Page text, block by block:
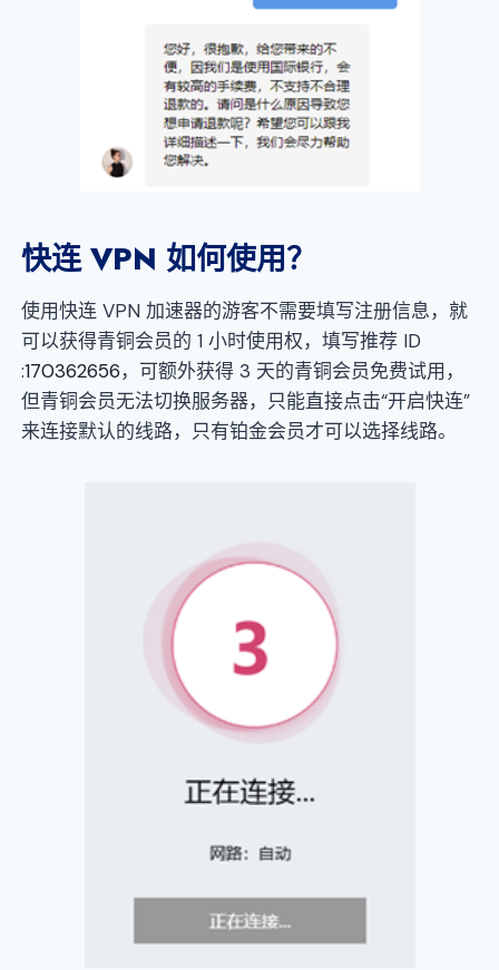
快连 VPN 如何使用？
使用快连 VPN 加速器的游客不需要填写注册信息，就
可以获得青铜会员的 1 小时使用权，填写推荐 ID
:170362656，可额外获得 3 天的青铜会员免费试用，
但青铜会员无法切换服务器，只能直接点击“开启快连”
来连接默认的线路，只有铂金会员才可以选择线路。